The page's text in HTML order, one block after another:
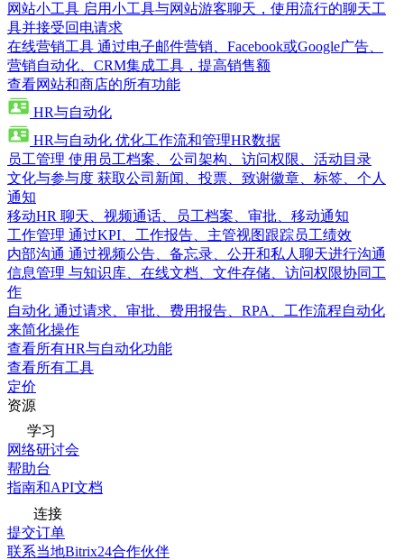
网站小工具 启用小工具与网站游客聊天，使用流行的聊天工
具并接受回电请求
在线营销工具 通过电子邮件营销、Facebook或Google广告、
营销自动化、CRM集成工具，提高销售额
查看网站和商店的所有功能
HR与自动化
HR与自动化 优化工作流和管理HR数据
员工管理 使用员工档案、公司架构、访问权限、活动目录
文化与参与度 获取公司新闻、投票、致谢徽章、标签、个人
通知
移动HR 聊天、视频通话、员工档案、审批、移动通知
工作管理 通过KPI、工作报告、主管视图跟踪员工绩效
内部沟通 通过视频公告、备忘录、公开和私人聊天进行沟通
信息管理 与知识库、在线文档、文件存储、访问权限协同工
作
自动化 通过请求、审批、费用报告、RPA、工作流程自动化
来简化操作
查看所有HR与自动化功能
查看所有工具
定价
资源
学习
网络研讨会
帮助台
指南和API文档
连接
提交订单
联系当地Bitrix24合作伙伴